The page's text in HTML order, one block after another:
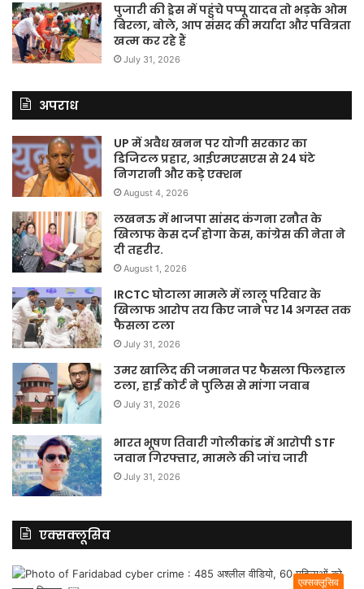
पुजारी की ड्रेस में पहुंचे पप्पू यादव तो भड़के ओम
बिरला, बोले, आप संसद की मर्यादा और पवित्रता
खत्म कर रहे हैं
July 31, 2026
अपराध
UP में अवैध खनन पर योगी सरकार का
डिजिटल प्रहार, आईएमएसएस से 24 घंटे
निगरानी और कड़े एक्शन
August 4, 2026
लखनऊ में भाजपा सांसद कंगना रनौत के
खिलाफ केस दर्ज होगा केस, कांग्रेस की नेता ने
दी तहरीर.
August 1, 2026
IRCTC घोटाला मामले में लालू परिवार के
खिलाफ आरोप तय किए जाने पर 14 अगस्त तक
फैसला टला
July 31, 2026
उमर खालिद की जमानत पर फैसला फिलहाल
टला, हाई कोर्ट ने पुलिस से मांगा जवाब
July 31, 2026
भारत भूषण तिवारी गोलीकांड में आरोपी STF
जवान गिरफ्तार, मामले की जांच जारी
July 31, 2026
एक्सक्लूसिव
एक्सक्लूसिव